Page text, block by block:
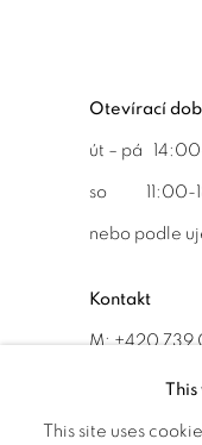
Otevírací
út – pá
so
nebo podle
Kontakt
M: +420 739
info@bThis
This site uses